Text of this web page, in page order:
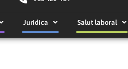
Jurídica Salut laboral